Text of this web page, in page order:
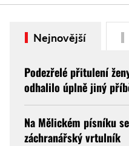
Nejnovější
Podezřelé přitulení
odhalilo úplně jiný
Na Mělickém písníku
záchranářský vrtulník